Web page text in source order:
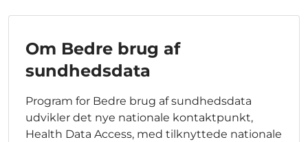
Om Bedre brug af
sundhedsdata
Program for Bedre brug af sundhedsdata
udvikler det nye nationale kontaktpunkt,
Health Data Access, med tilknyttede nationale